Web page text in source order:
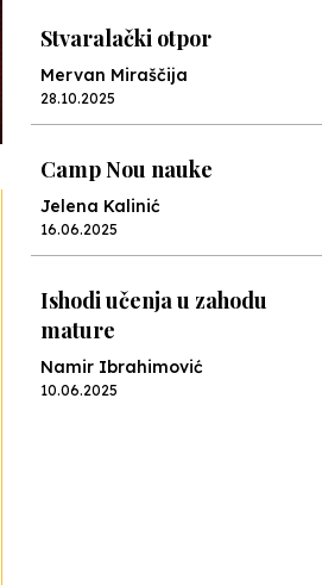
Stvaralački otpor
Mervan Miraščija
28.10.2025
Camp Nou nauke
Jelena Kalinić
16.06.2025
Ishodi učenja u zahodu
mature
Namir Ibrahimović
10.06.2025